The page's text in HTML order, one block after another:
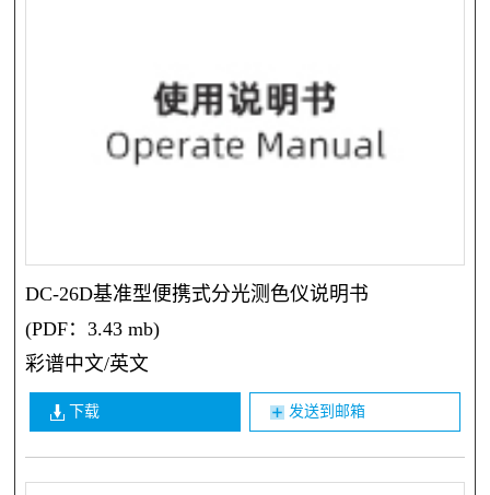
DC-26D基准型便携式分光测色仪说明书
(PDF：3.43 mb)
彩谱中文/英文
下载 发送到邮箱